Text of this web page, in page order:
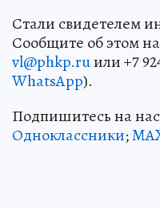
Стали свидетелем
Сообщите об этом
vl@phkp.ruили +7
WhatsApp).
Подпишитесь на
Одноклассники;